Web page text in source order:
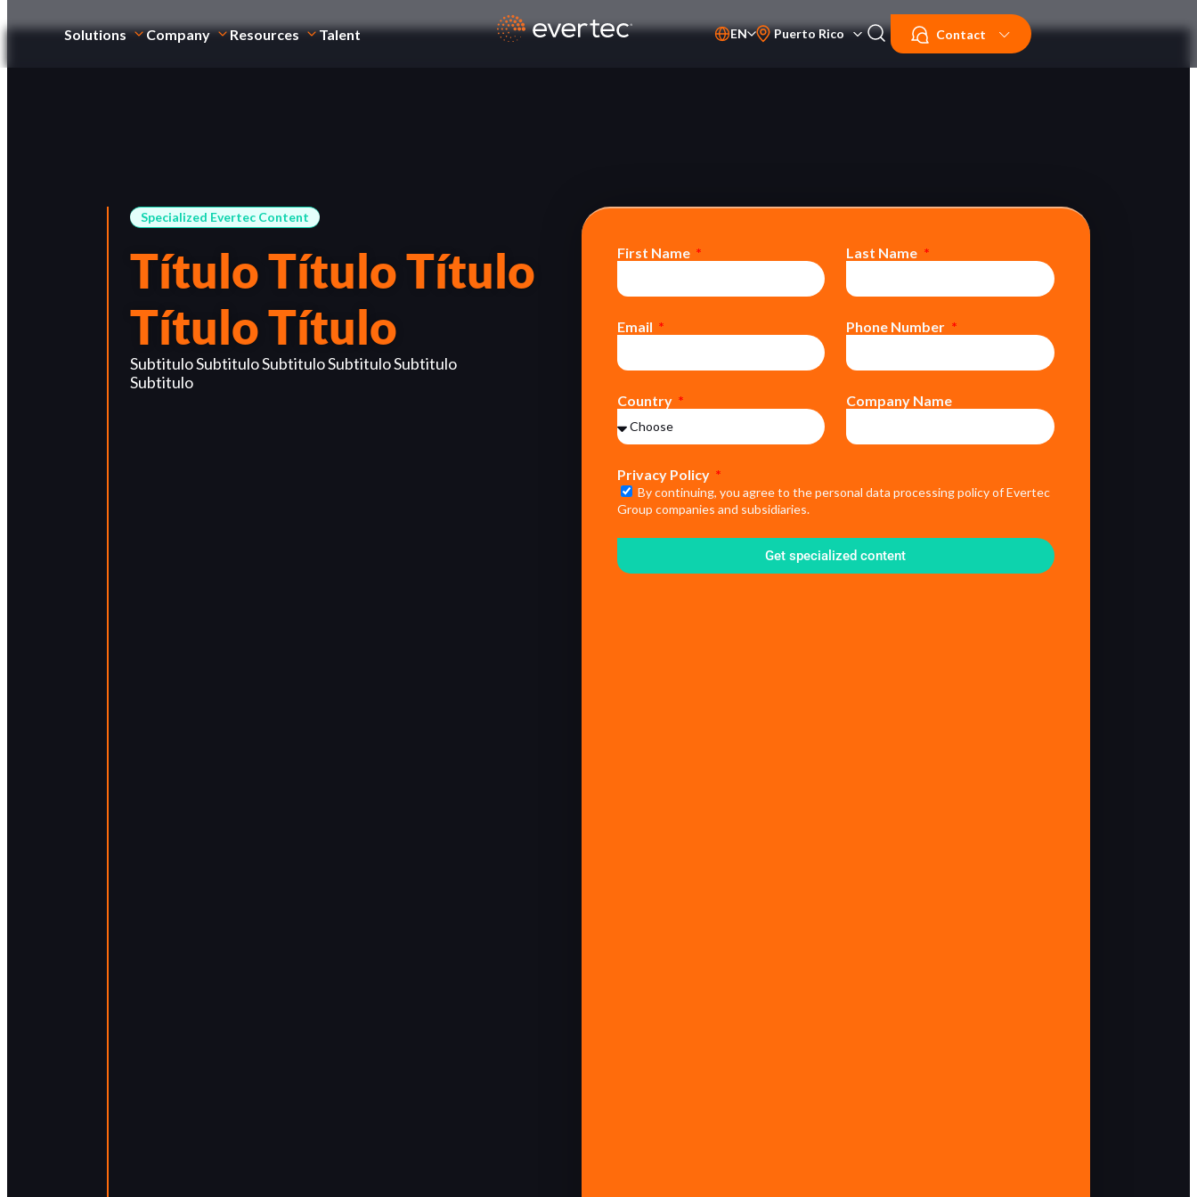
Solutions Company Resources Talent EN Puerto Rico Contact
Specialized Evertec Content
Título Título Título
Título Título
Subtitulo Subtitulo Subtitulo Subtitulo Subtitulo
Subtitulo
First Name Last Name
Email Phone Number
Country Company Name
Privacy Policy
By continuing, you agree to the personal data processing policy of Evertec
Group companies and subsidiaries.
Get specialized content